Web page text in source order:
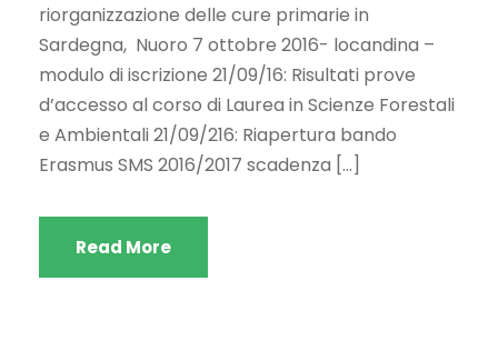
riorganizzazione delle cure primarie in
Sardegna, Nuoro 7 ottobre 2016- locandina –
modulo di iscrizione 21/09/16: Risultati prove
d’accesso al corso di Laurea in Scienze Forestali
e Ambientali 21/09/216: Riapertura bando
Erasmus SMS 2016/2017 scadenza […]
Read More